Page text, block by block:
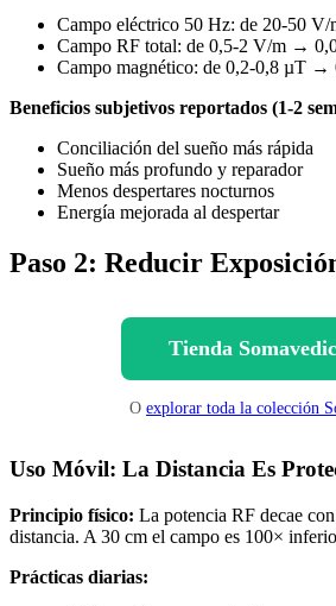
Campo eléctrico 50 Hz: de 20-50
Campo RF total: de 0,5-2 V/m →
Campo magnético: de 0,2-0,8 µT
Beneficios subjetivos reportados (1-2
Conciliación del sueño más rápida
Sueño más profundo y reparador
Menos despertares nocturnos
Energía mejorada al despertar
Paso 2: Reducir
Tienda
O explorar toda la colección
Uso Móvil: La Distancia Es
Principio físico: La potencia RF decae
distancia. A 30 cm el campo es 100×
Prácticas diarias: